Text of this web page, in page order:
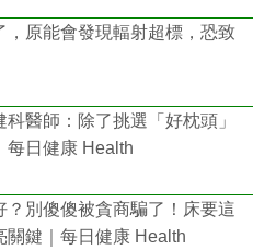
，原能會發現輻射超標，恐致
醫師：除了挑選「好枕頭」
每日健康 Health
？別傻傻被貪商騙了！床要這
關鍵｜每日健康 Health